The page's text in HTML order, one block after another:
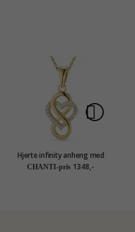
Hjerte infinity anheng med
halskjede i forgylt sølv
CHANTI-pris 1348,-